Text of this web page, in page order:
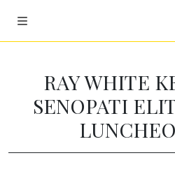
RAY WHITE
SENOPATI